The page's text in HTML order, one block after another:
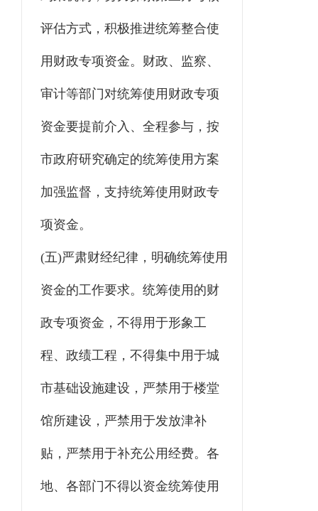
评估方式，积极推进统筹整合使
用财政专项资金。财政、监察、
审计等部门对统筹使用财政专项
资金要提前介入、全程参与，按
市政府研究确定的统筹使用方案
加强监督，支持统筹使用财政专
项资金。
(五)严肃财经纪律，明确统筹使用
资金的工作要求。统筹使用的财
政专项资金，不得用于形象工
程、政绩工程，不得集中用于城
市基础设施建设，严禁用于楼堂
馆所建设，严禁用于发放津补
贴，严禁用于补充公用经费。各
地、各部门不得以资金统筹使用